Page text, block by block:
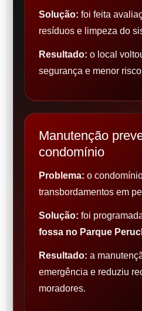
Solução: foi feita
resíduos e limpeza do
Resultado: o local
segurança e menor
Manutenção
condomínio
Problema: o
transbordamentos em
Solução: foi
fossa no Parque
Resultado: a
emergência e reduziu
moradores.